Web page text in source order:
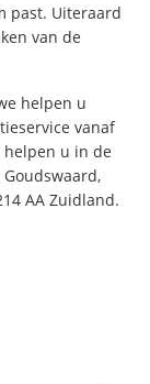
past. Uiteraard
van de
helpen u
vanaf
helpen u in de
AA Zuidland.